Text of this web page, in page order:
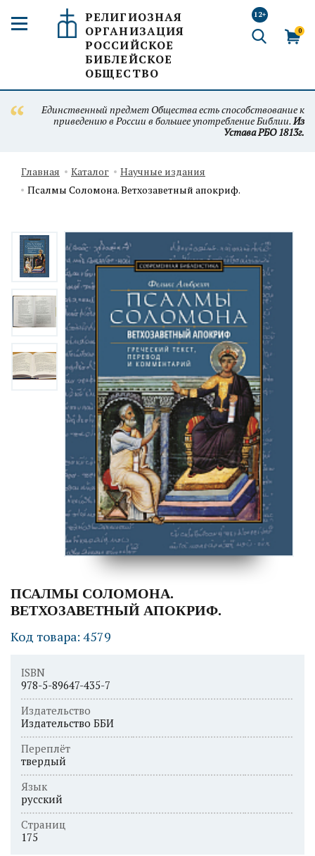
РЕЛИГИОЗНАЯ
ОРГАНИЗАЦИЯ
РОССИЙСКОЕ
БИБЛЕЙСКОЕ
ОБЩЕСТВО
12+
0
Единственный предмет Общества есть способствование к
приведению в России в большее употребление Библии.Из
Устава РБО 1813г.
Главная Каталог
Научные издания
Псалмы Соломона. Ветхозаветный апокриф.
ПСАЛМЫ СОЛОМОНА.
ВЕТХОЗАВЕТНЫЙ АПОКРИФ.
Код товара: 4579
ISBN
978-5-89647-435-7
Издательство
Издательство ББИ
Переплёт
твердый
Язык
русский
Страниц
175